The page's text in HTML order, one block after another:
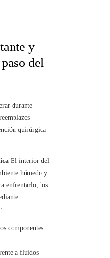
y
del
durante
quirúrgica
El interior del
húmedo y
enfrentarlo, los
componentes
a fluidos